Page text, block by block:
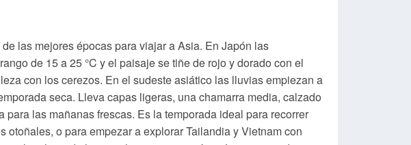
las mejores épocas para viajar a Asia. En Japón las
de 15 a 25 °C y el paisaje se tiñe de rojo y dorado con el
con los cerezos. En el sudeste asiático las lluvias empiezan a
seca. Lleva capas ligeras, una chamarra media, calzado
las mañanas frescas. Es la temporada ideal para recorrer
otoñales, o para empezar a explorar Tailandia y Vietnam con